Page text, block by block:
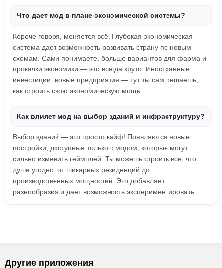
Что дает мод в плане экономической системы?
Короче говоря, меняется всё. Глубокая экономическая
система дает возможность развивать страну по новым
схемам. Сами понимаете, больше вариантов для фарма и
прокачки экономики — это всегда круто. Иностранные
инвестиции, новые предприятия — тут ты сам решаешь,
как строить свою экономическую мощь.
Как влияет мод на выбор зданий и инфраструктуру?
Выбор зданий — это просто кайф! Появляются новые
постройки, доступные только с модом, которые могут
сильно изменить геймплей. Ты можешь строить все, что
душе угодно, от шикарных резиденций до
производственных мощностей. Это добавляет
разнообразия и дает возможность экспериментировать.
Другие приложения